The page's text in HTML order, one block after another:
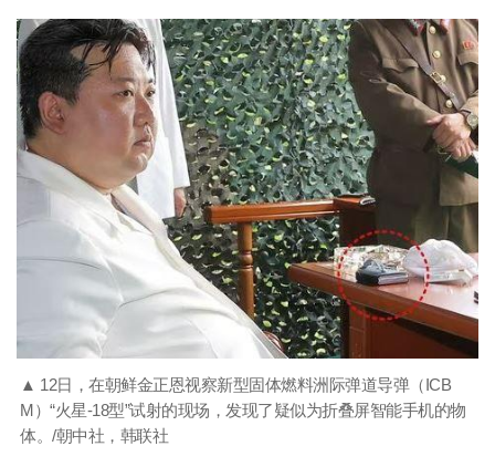
▲ 12日，在朝鲜金正恩视察新型固体燃料洲际弹道导弹（ICB
M）“火星-18型”试射的现场，发现了疑似为折叠屏智能手机的物
体。/朝中社，韩联社